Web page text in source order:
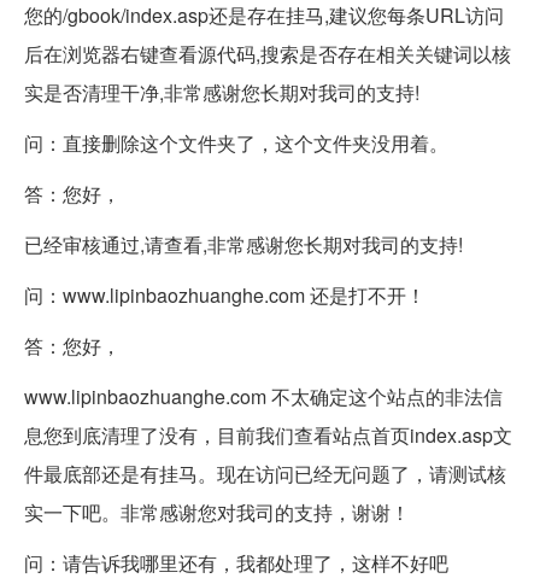
您的/gbook/index.asp还是存在挂马,建议您每条URL访问
后在浏览器右键查看源代码,搜索是否存在相关关键词以核
实是否清理干净,非常感谢您长期对我司的支持!
问：直接删除这个文件夹了，这个文件夹没用着。
答：您好，
已经审核通过,请查看,非常感谢您长期对我司的支持!
问：www.lipinbaozhuanghe.com 还是打不开！
答：您好，
www.lipinbaozhuanghe.com 不太确定这个站点的非法信
息您到底清理了没有，目前我们查看站点首页index.asp文
件最底部还是有挂马。现在访问已经无问题了，请测试核
实一下吧。非常感谢您对我司的支持，谢谢！
问：请告诉我哪里还有，我都处理了，这样不好吧